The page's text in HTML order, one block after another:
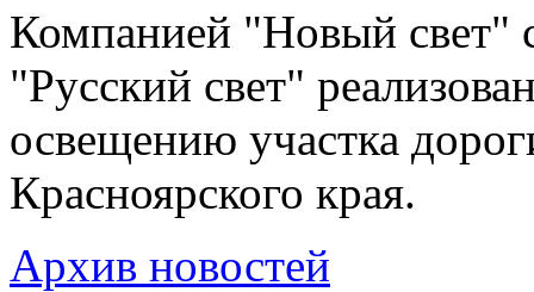
Компанией "Новый свет"
"Русский свет"
освещению участка
Красноярского края.
Архив новостей